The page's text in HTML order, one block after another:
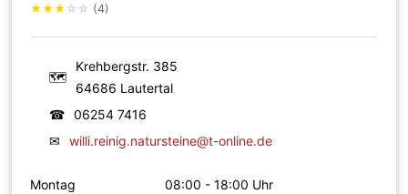
★★★ ☆ ☆ (4)
🗺
Krehbergstr. 385
64686 Lautertal
☎
06254 7416
✉
willi.reinig.natursteine@t-online.de
Montag
08:00 - 18:00 Uhr